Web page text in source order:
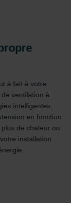
à fait à votre
ventilation à
intelligentes.
en fonction
de chaleur ou
installation